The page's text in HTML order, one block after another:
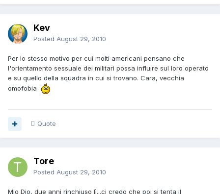
Kev
Posted August 29, 2010
Per lo stesso motivo per cui molti americani pensano che
l'orientamento sessuale dei militari possa influire sul loro operato
e su quello della squadra in cui si trovano. Cara, vecchia
omofobia
Quote
Tore
Posted August 29, 2010
Mio Dio, due anni rinchiuso lì...ci credo che poi si tenta il